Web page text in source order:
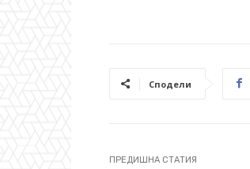
Сподели
ПРЕДИШНА СТАТИЯ